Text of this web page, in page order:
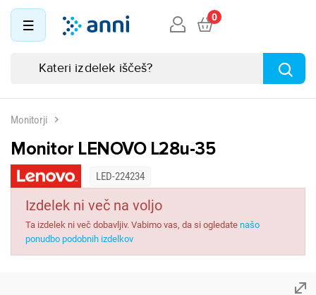
0
Monitorji
Monitor LENOVO L28u-35
LED-224234
Izdelek ni več na voljo
Ta izdelek ni več dobavljiv. Vabimo vas, da si ogledate našo
ponudbo podobnih izdelkov